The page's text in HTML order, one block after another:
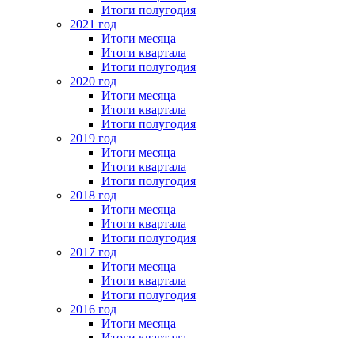
Итоги полугодия
2021 год
Итоги месяца
Итоги квартала
Итоги полугодия
2020 год
Итоги месяца
Итоги квартала
Итоги полугодия
2019 год
Итоги месяца
Итоги квартала
Итоги полугодия
2018 год
Итоги месяца
Итоги квартала
Итоги полугодия
2017 год
Итоги месяца
Итоги квартала
Итоги полугодия
2016 год
Итоги месяца